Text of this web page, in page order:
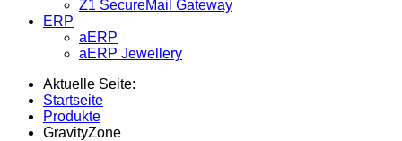
Z1 SecureMail Gateway
ERP
aERP
aERP Jewellery
Aktuelle Seite:
Startseite
Produkte
GravityZone